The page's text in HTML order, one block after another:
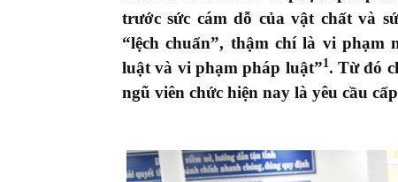
trước sức cám dỗ của vật chất và
“lệch chuẩn”, thậm chí là vi
luật và vi phạm pháp luật”1.Từ đó
ngũ viên chức hiện nay là yêu cầu